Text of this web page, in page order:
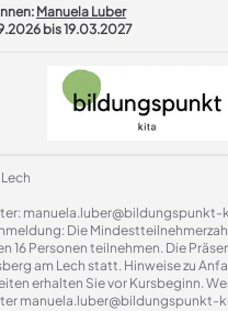
Manuela Luber
bis 19.03.2027
manuela.luber@bildungspunkt-
Die
16 Personen teilnehmen. Die
am Lech statt. Hinweise zu
erhalten Sie vor Kursbeginn.
manuela.luber@bildungspunkt-